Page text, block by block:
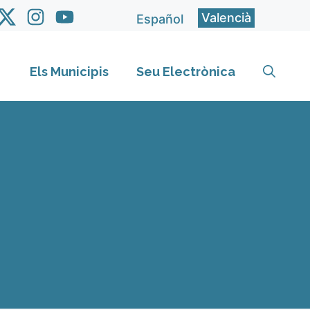
Español Valencià
Els Municipis Seu Electrònica